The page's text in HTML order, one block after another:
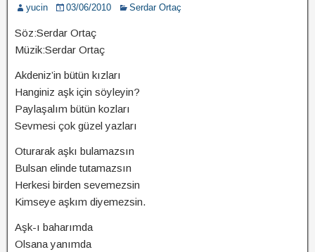
yucin 03/06/2010 Serdar Ortaç
Söz:Serdar Ortaç
Müzik:Serdar Ortaç
Akdeniz’in bütün kızları
Hanginiz aşk için söyleyin?
Paylaşalım bütün kozları
Sevmesi çok güzel yazları
Oturarak aşkı bulamazsın
Bulsan elinde tutamazsın
Herkesi birden sevemezsin
Kimseye aşkım diyemezsin.
Aşk-ı baharımda
Olsana yanımda